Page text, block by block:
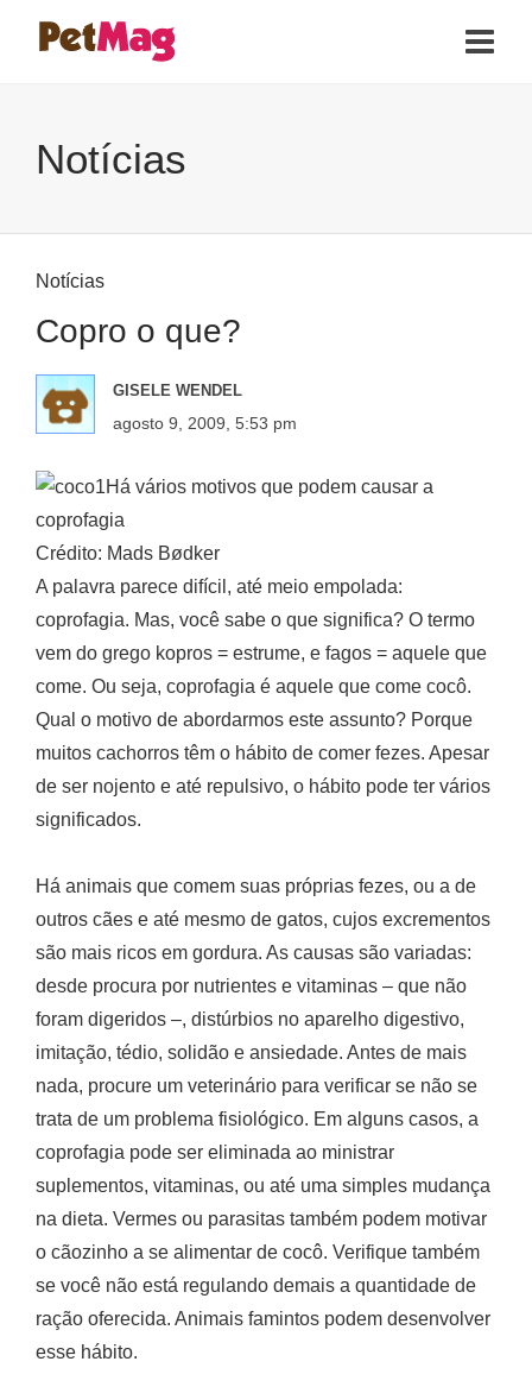
Notícias
Notícias
Copro o que?
GISELE WENDEL
agosto 9, 2009, 5:53 pm
Há vários motivos que podem causar a
coprofagia
Crédito: Mads Bødker
A palavra parece difícil, até meio empolada:
coprofagia. Mas, você sabe o que significa? O termo
vem do grego kopros = estrume, e fagos = aquele que
come. Ou seja, coprofagia é aquele que come cocô.
Qual o motivo de abordarmos este assunto? Porque
muitos cachorros têm o hábito de comer fezes. Apesar
de ser nojento e até repulsivo, o hábito pode ter vários
significados.
Há animais que comem suas próprias fezes, ou a de
outros cães e até mesmo de gatos, cujos excrementos
são mais ricos em gordura. As causas são variadas:
desde procura por nutrientes e vitaminas – que não
foram digeridos –, distúrbios no aparelho digestivo,
imitação, tédio, solidão e ansiedade. Antes de mais
nada, procure um veterinário para verificar se não se
trata de um problema fisiológico. Em alguns casos, a
coprofagia pode ser eliminada ao ministrar
suplementos, vitaminas, ou até uma simples mudança
na dieta. Vermes ou parasitas também podem motivar
o cãozinho a se alimentar de cocô. Verifique também
se você não está regulando demais a quantidade de
ração oferecida. Animais famintos podem desenvolver
esse hábito.